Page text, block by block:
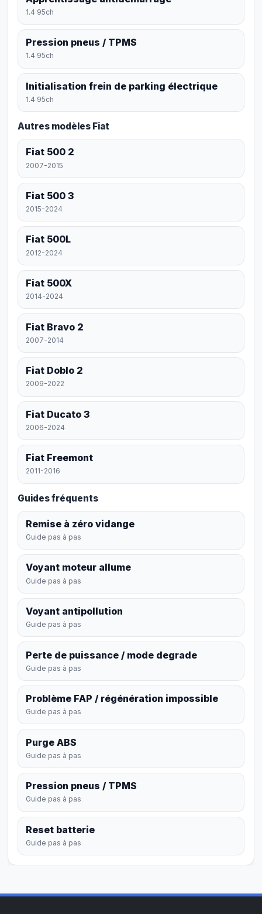
1.4 95ch
Pression pneus / TPMS
1.4 95ch
Initialisation frein de parking électrique
1.4 95ch
Autres modèles Fiat
Fiat 500 2
2007-2015
Fiat 500 3
2015-2024
Fiat 500L
2012-2024
Fiat 500X
2014-2024
Fiat Bravo 2
2007-2014
Fiat Doblo 2
2009-2022
Fiat Ducato 3
2006-2024
Fiat Freemont
2011-2016
Guides fréquents
Remise à zéro vidange
Guide pas à pas
Voyant moteur allume
Guide pas à pas
Voyant antipollution
Guide pas à pas
Perte de puissance / mode degrade
Guide pas à pas
Problème FAP / régénération impossible
Guide pas à pas
Purge ABS
Guide pas à pas
Pression pneus / TPMS
Guide pas à pas
Reset batterie
Guide pas à pas